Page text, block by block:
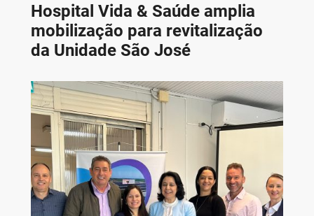
Hospital Vida & Saúde amplia
mobilização para revitalização
da Unidade São José